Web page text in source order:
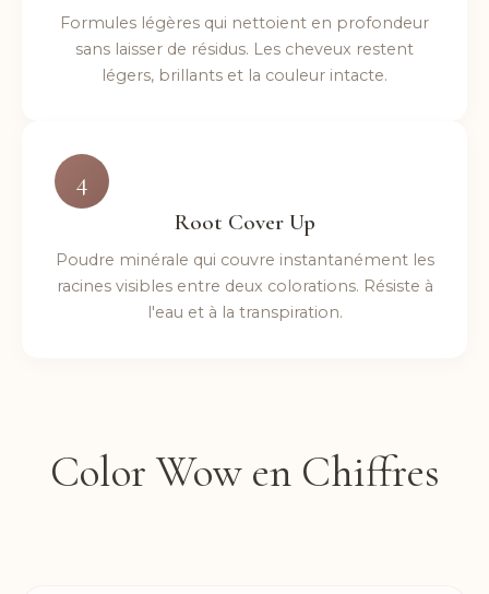
Formules légères qui nettoient en profondeur
sans laisser de résidus. Les cheveux restent
légers, brillants et la couleur intacte.
4
Root Cover Up
Poudre minérale qui couvre instantanément les
racines visibles entre deux colorations. Résiste à
l'eau et à la transpiration.
Color Wow en Chiffres